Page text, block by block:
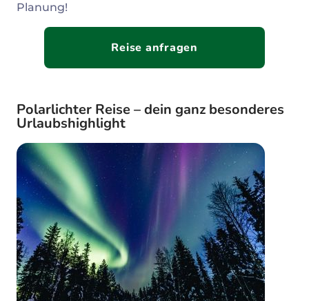
Planung!
Reise anfragen
Polarlichter Reise – dein ganz besonderes
Urlaubshighlight